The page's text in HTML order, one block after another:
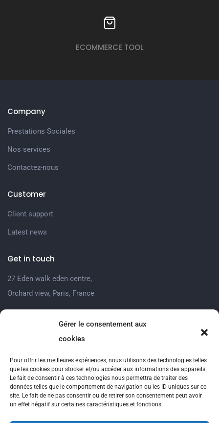
Gérer le consentement aux
cookies
Pour offrir les meilleures expériences, nous utilisons des technologies telles
que les cookies pour stocker et/ou accéder aux informations des appareils.
Le fait de consentir à ces technologies nous permettra de traiter des
données telles que le comportement de navigation ou les ID uniques sur ce
site. Le fait de ne pas consentir ou de retirer son consentement peut avoir
un effet négatif sur certaines caractéristiques et fonctions.
ECOMMERCE TOOL
Company
Prestations Sociales
Nos services
Contactez-nous
Customer
Client support
Latest news
Get in touch
27 Eden walk eden centre,
Orchard view, Paris, France
Follow us on Instagram
FOLLOW INSTAGRAM